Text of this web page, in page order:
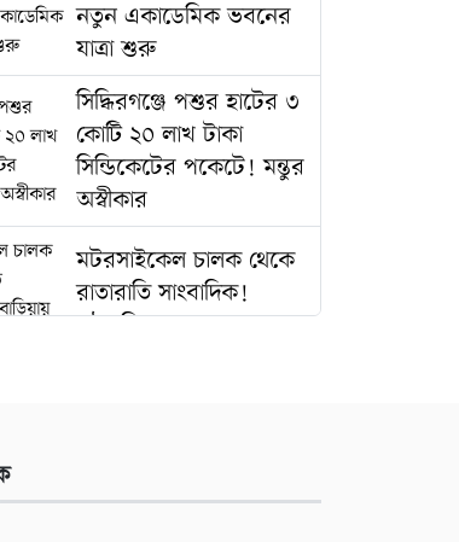
নতুন একাডেমিক ভবনের
যাত্রা শুরু
সিদ্ধিরগঞ্জে পশুর হাটের ৩
কোটি ২০ লাখ টাকা
সিন্ডিকেটের পকেটে! মন্তুর
অস্বীকার
মটরসাইকেল চালক থেকে
রাতারাতি সাংবাদিক!
মঠবাড়িয়ায় শাহজাহানের